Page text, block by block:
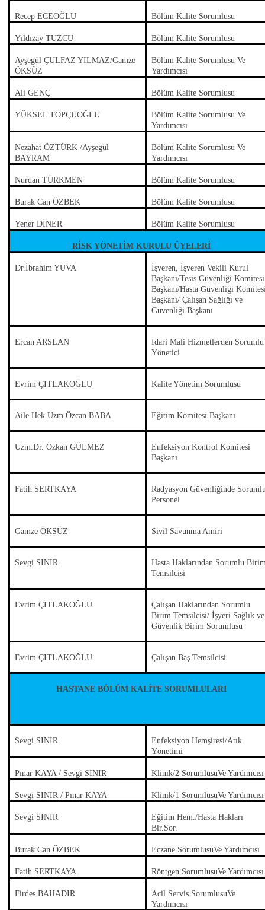
Recep ECEOĞLU Bölüm Kalite Sorumlusu
Yıldızay TUZCU Bölüm Kalite Sorumlusu
Ayşegül ÇULFAZ YILMAZ/Gamze
ÖKSÜZ
Bölüm Kalite Sorumlusu Ve
Yardımcısı
Ali GENÇ Bölüm Kalite Sorumlusu
YÜKSEL TOPÇUOĞLU
Bölüm Kalite Sorumlusu Ve
Yardımcısı
Nezahat ÖZTÜRK /Ayşegül
BAYRAM
Bölüm Kalite Sorumlusu Ve
Yardımcısı
Nurdan TÜRKMEN Bölüm Kalite Sorumlusu
Burak Can ÖZBEK Bölüm Kalite Sorumlusu
Yener DİNER Bölüm Kalite Sorumlusu
RİSK YÖNETİM KURULU ÜYELERİ
Dr.İbrahim YUVA
İşveren, İşveren Vekili Kurul
Başkanı/Tesis Güvenliği Komitesi
Başkanı/Hasta Güvenliği
Başkanı/ Çalışan Sağlığı ve
Güvenliği Başkanı
Ercan ARSLAN
İdari Mali Hizmetlerden Sorumlu
Yönetici
Evrim ÇITLAKOĞLU Kalite Yönetim Sorumlusu
Aile Hek Uzm.Özcan BABA Eğitim Komitesi Başkanı
Uzm.Dr. Özkan GÜLMEZ
Enfeksiyon Kontrol Komitesi
Başkanı
Fatih SERTKAYA
Radyasyon Güvenliğinde
Personel
Gamze ÖKSÜZ Sivil Savunma Amiri
Sevgi SINIR
Hasta Haklarından Sorumlu
Temsilcisi
Evrim ÇITLAKOĞLU
Çalışan Haklarından Sorumlu
Birim Temsilcisi/ İşyeri Sağlık ve
Güvenlik Birim Sorumlusu
Evrim ÇITLAKOĞLU Çalışan Baş Temsilcisi
HASTANE BÖLÜM KALİTE SORUMLULARI
Sevgi SINIR
Enfeksiyon Hemşiresi/Atık
Yönetimi
Pınar KAYA / Sevgi SINIR Klinik/2 SorumlusuVe Yardımcısı
Sevgi SINIR / Pınar KAYA Klinik/1 SorumlusuVe Yardımcısı
Sevgi SINIR
Eğitim Hem./Hasta Hakları
Bir.Sor.
Burak Can ÖZBEK Eczane SorumlusuVe Yardımcısı
Fatih SERTKAYA Röntgen SorumlusuVe Yardımcısı
Firdes BAHADIR
Acil Servis SorumlusuVe
Yardımcısı